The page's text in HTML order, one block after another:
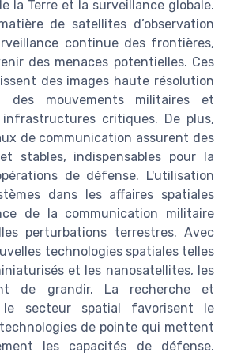
la Terre et la surveillance globale.
de satellites d’observation
continue des frontières,
des menaces potentielles. Ces
des images haute résolution
mouvements militaires et
critiques. De plus,
de communication assurent des
stables, indispensables pour la
de défense. L'utilisation
dans les affaires spatiales
de la communication militaire
perturbations terrestres. Avec
technologies spatiales telles
et les nanosatellites, les
de grandir. La recherche et
le secteur spatial favorisent le
de pointe qui mettent
les capacités de défense.